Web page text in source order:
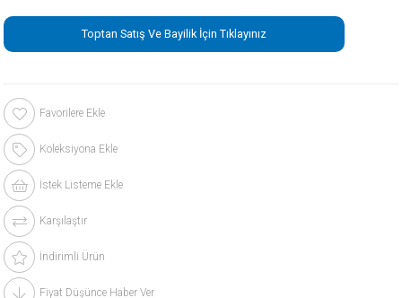
Toptan Satış Ve Bayilik İçin Tıklayınız
Favorilere Ekle
Koleksiyona Ekle
İstek Listeme Ekle
Karşılaştır
İndirimli Ürün
Fiyat Düşünce Haber Ver